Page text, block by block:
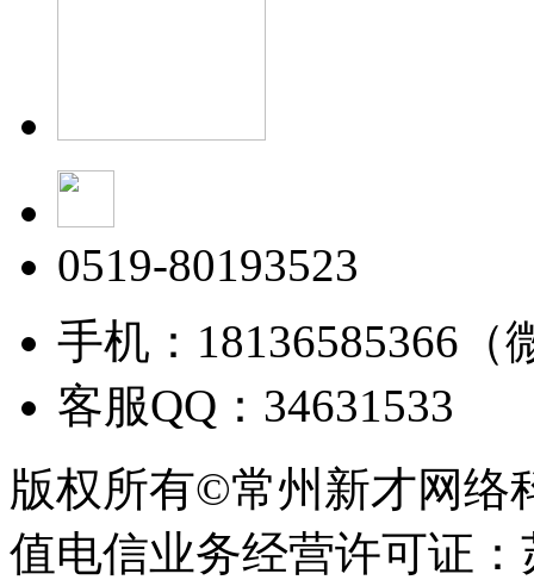
0519-80193523
手机：18136585366（
客服QQ：34631533
版权所有©常州新才网络
值电信业务经营许可证